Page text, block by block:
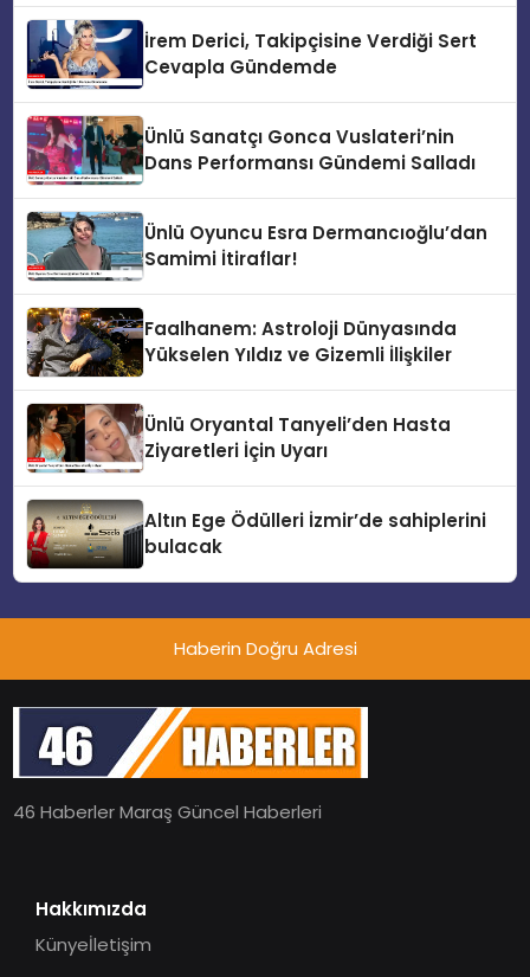
İrem Derici, Takipçisine Verdiği Sert
Cevapla Gündemde
Ünlü Sanatçı Gonca Vuslateri’nin
Dans Performansı Gündemi Salladı
Ünlü Oyuncu Esra Dermancıoğlu’dan
Samimi İtiraflar!
Faalhanem: Astroloji Dünyasında
Yükselen Yıldız ve Gizemli İlişkiler
Ünlü Oryantal Tanyeli’den Hasta
Ziyaretleri İçin Uyarı
Altın Ege Ödülleri İzmir’de sahiplerini
bulacak
Haberin Doğru Adresi
46 Haberler Maraş Güncel Haberleri
Hakkımızda
Künyeİletişim